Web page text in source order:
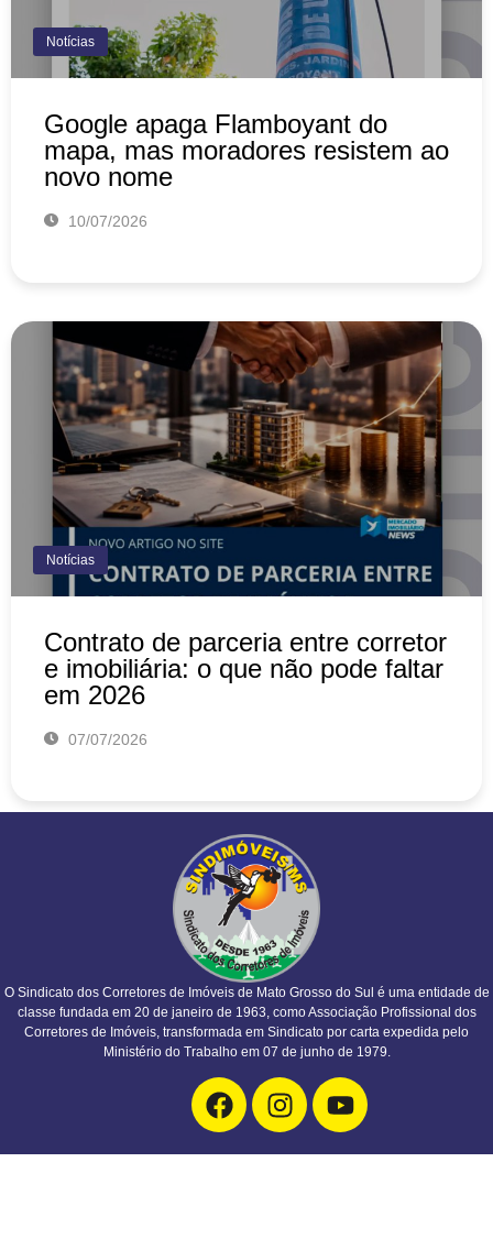
Notícias
Google apaga Flamboyant do
mapa, mas moradores resistem ao
novo nome
10/07/2026
Notícias
Contrato de parceria entre corretor
e imobiliária: o que não pode faltar
em 2026
07/07/2026
O Sindicato dos Corretores de Imóveis de Mato Grosso do Sul é uma entidade de
classe fundada em 20 de janeiro de 1963, como Associação Profissional dos
Corretores de Imóveis, transformada em Sindicato por carta expedida pelo
Ministério do Trabalho em 07 de junho de 1979.